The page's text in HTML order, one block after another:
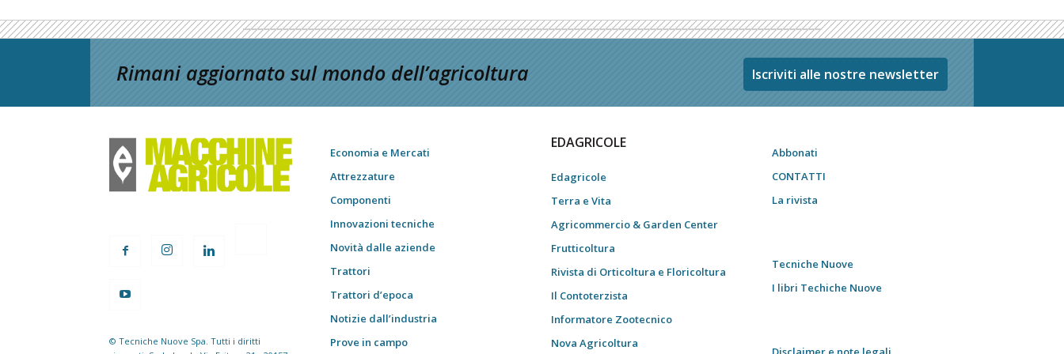
Rimani aggiornato sul mondo dell’agricoltura Iscriviti alle nostre newsletter
© Tecniche Nuove Spa. Tutti i diritti
Economia e Mercati
Attrezzature
Componenti
Innovazioni tecniche
Novità dalle aziende
Trattori
Trattori d’epoca
Notizie dall’industria
Prove in campo
EDAGRICOLE
Edagricole
Terra e Vita
Agricommercio & Garden Center
Frutticoltura
Rivista di Orticoltura e Floricoltura
Il Contoterzista
Informatore Zootecnico
Nova Agricoltura
Abbonati
CONTATTI
La rivista
Tecniche Nuove
I libri Techiche Nuove